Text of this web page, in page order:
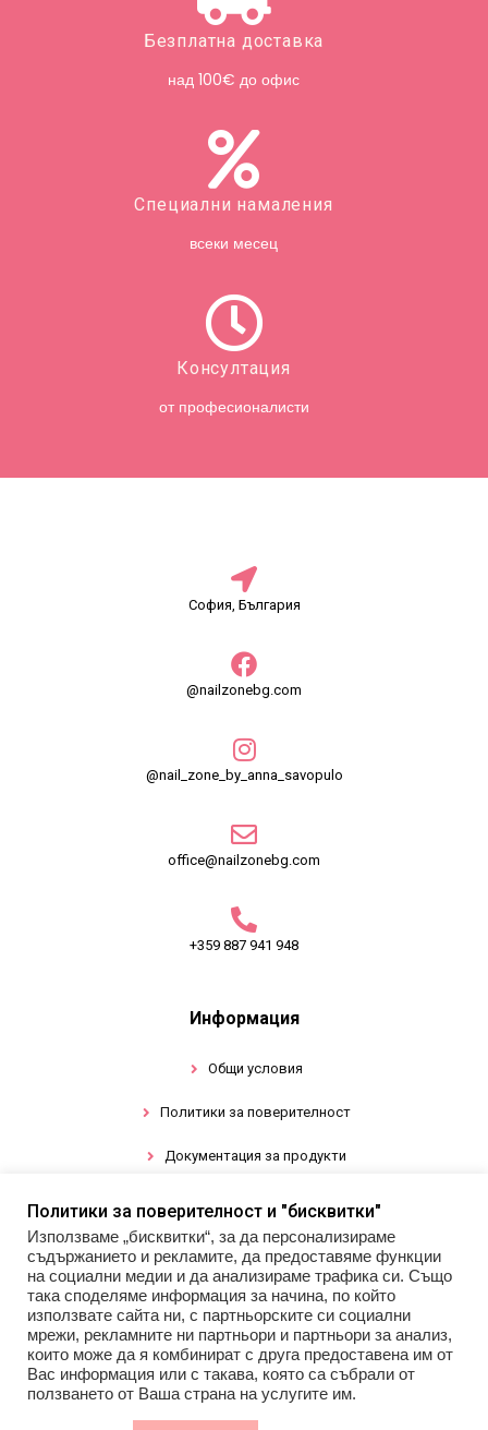
Безплатна доставка
над 100€ до офис
Специални намаления
всеки месец
Консултация
от професионалисти
София, България
@nailzonebg.com
@nail_zone_by_anna_savopulo
office@nailzonebg.com
+359 887 941 948
Информация
Общи условия
Политики за поверителност
Документация за продукти
Промоции
Гел лак
Инструменти
Декорации за нокти
Политики за поверителност и "бисквитки"
Използваме „бисквитки“, за да персонализираме
съдържанието и рекламите, да предоставяме функции
на социални медии и да анализираме трафика си. Също
така споделяме информация за начина, по който
използвате сайта ни, с партньорските си социални
мрежи, рекламните ни партньори и партньори за анализ,
които може да я комбинират с друга предоставена им от
Вас информация или с такава, която са събрали от
ползването от Ваша страна на услугите им.